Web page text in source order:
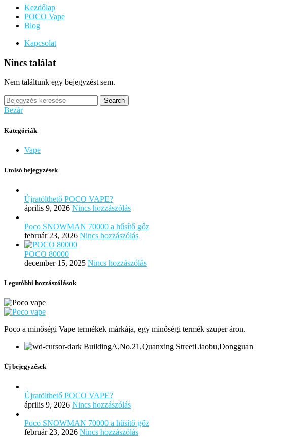
Kezdőlap
POCO Vape
Blog
Kapcsolat
Nincs találat
Nem találtunk egy bejegyzést sem.
Search
Bezár
Kategóriák
Vape
Utolsó bejegyzések
Újratölthető POCO VAPE?
április 9, 2026 Nincs hozzászólás
Poco SNOWMAN 70000 a hűsítő gőz
február 23, 2026 Nincs hozzászólás
POCO 80000
december 15, 2025 Nincs hozzászólás
Legutóbbi hozzászólások
Poco a minőségi Vape termékek márkája, egy minőségi termék szuper áron.
BuildingA,No.21,Quanxing StreetLiaobu,Dongguan
Új bejegyzések
Újratölthető POCO VAPE?
április 9, 2026 Nincs hozzászólás
Poco SNOWMAN 70000 a hűsítő gőz
február 23, 2026 Nincs hozzászólás